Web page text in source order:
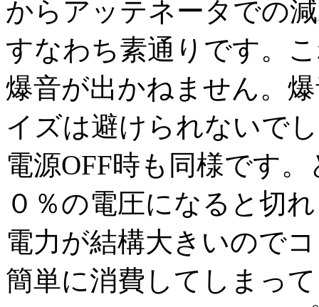
からアッテネータでの
すなわち素通りです。
爆音が出かねません。
イズは避けられないで
電源OFF時も同様です
０％の電圧になると切
電力が結構大きいので
簡単に消費してしまっ